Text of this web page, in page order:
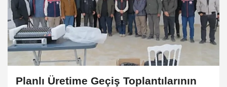
Planlı Üretime Geçiş Toplantılarının